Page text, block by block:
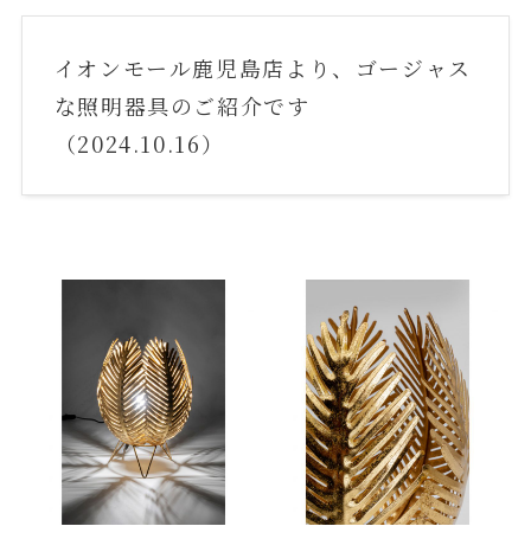
イオンモール鹿児島店より、ゴージャス
な照明器具のご紹介です
（2024.10.16）